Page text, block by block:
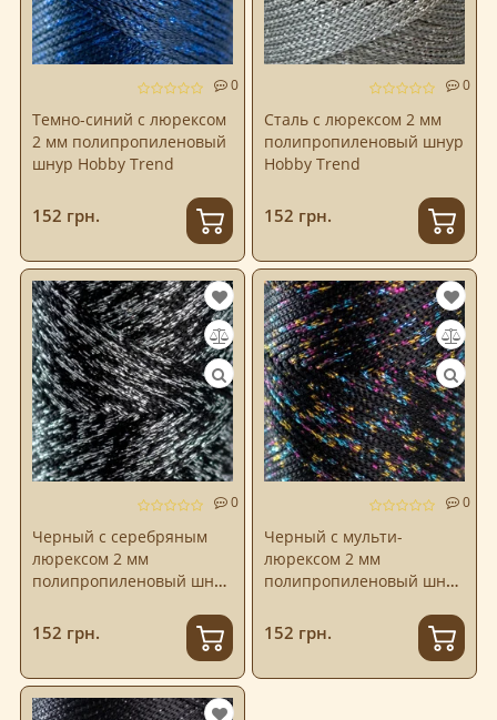
0
Темно-синий с люрексом
2 мм полипропиленовый
шнур Hobby Trend
152 грн.
0
Сталь с люрексом 2 мм
полипропиленовый шнур
Hobby Trend
152 грн.
0
Черный с серебряным
люрексом 2 мм
полипропиленовый шнур
152 грн.
0
Черный с мульти-
люрексом 2 мм
полипропиленовый шнур
152 грн.